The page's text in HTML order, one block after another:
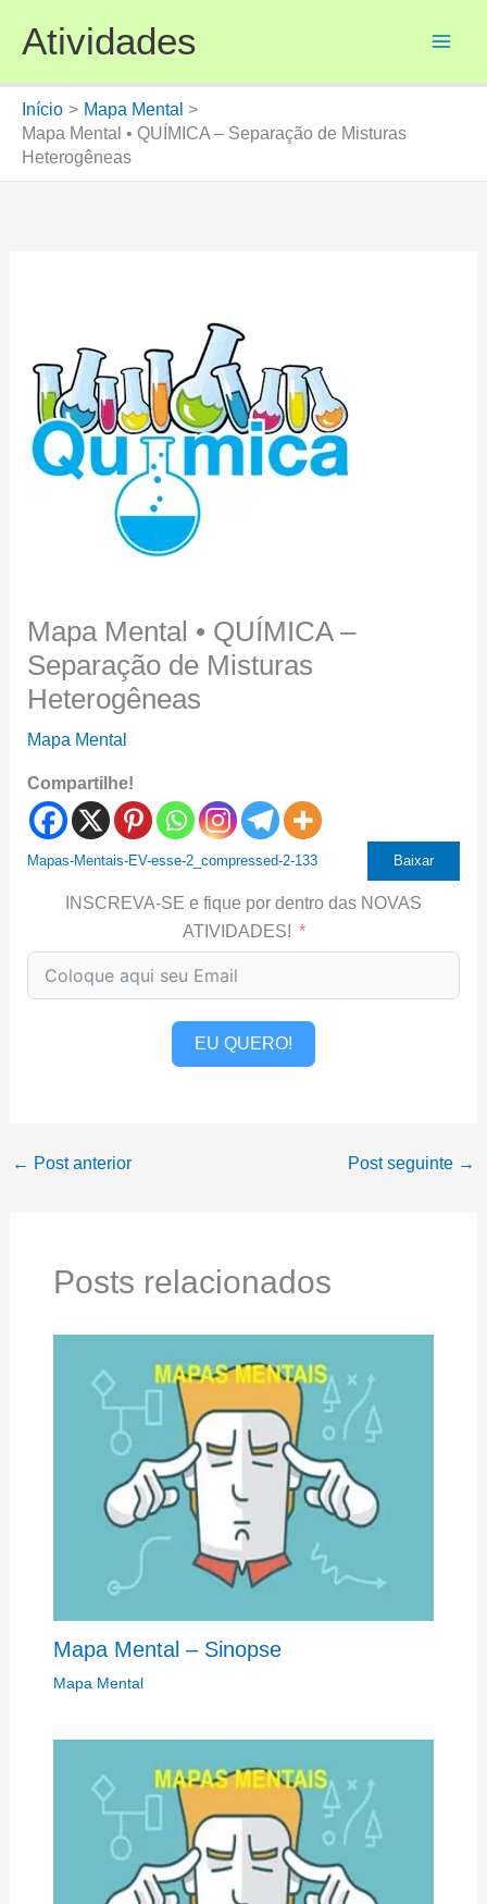
para
conteúdo
Atividades
Início
Mapa Mental
Mapa Mental • QUÍMICA – Separação de Misturas
Heterogêneas
Mapa Mental • QUÍMICA –
Separação de Misturas
Heterogêneas
Mapa Mental
Compartilhe!
Mapas-Mentais-EV-esse-2_compressed-2-133 Baixar
INSCREVA-SE e fique por dentro das NOVAS
ATIVIDADES!
EU QUERO!
← Post anterior Post seguinte →
Posts relacionados
Mapa Mental – Sinopse
Mapa Mental